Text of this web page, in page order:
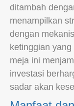
ditambah
menampilkan
dengan
ketinggian
meja ini
investasi
sadar akan